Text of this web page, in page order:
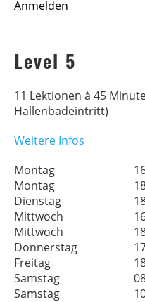
Anmelden
Level 5
11 Lektionen à 45
Hallenbadeintritt)
Weitere Infos
Montag
Montag
Dienstag
Mittwoch
Mittwoch
Donnerstag
Freitag
Samstag
Samstag